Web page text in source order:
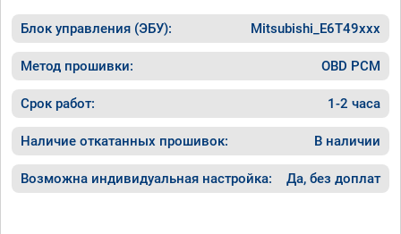
Завтра везу X7 на чип, Там по цифрам
результаты должны быть еще лучше)
Блок управления (ЭБУ): Mitsubishi_E6T49xxx
Метод прошивки: OBD PCM
Срок работ: 1-2 часа
Наличие откатанных прошивок: В наличии
Возможна индивидуальная настройка: Да, без доплат